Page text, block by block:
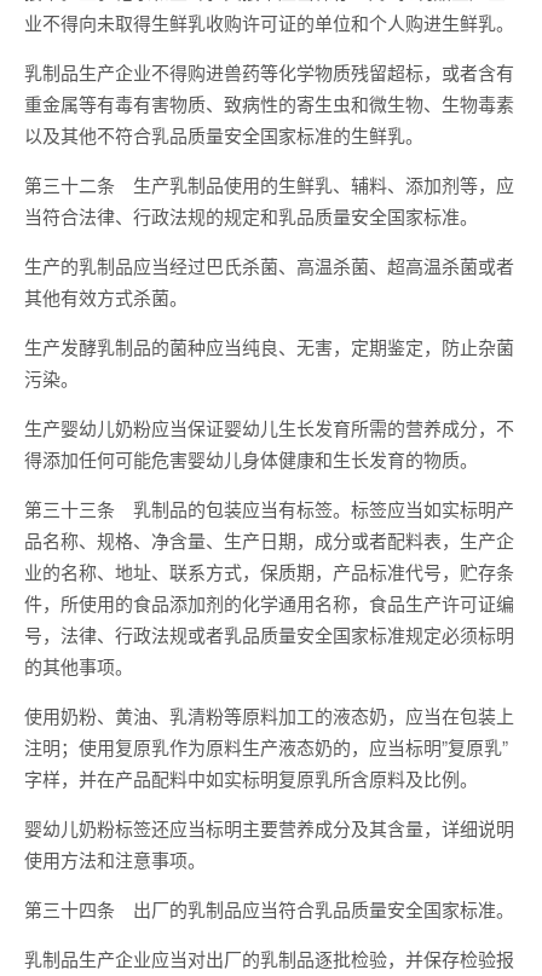
业不得向未取得生鲜乳收购许可证的单位和个人购进生鲜乳。
乳制品生产企业不得购进兽药等化学物质残留超标，或者含有
重金属等有毒有害物质、致病性的寄生虫和微生物、生物毒素
以及其他不符合乳品质量安全国家标准的生鲜乳。
第三十二条 生产乳制品使用的生鲜乳、辅料、添加剂等，应
当符合法律、行政法规的规定和乳品质量安全国家标准。
生产的乳制品应当经过巴氏杀菌、高温杀菌、超高温杀菌或者
其他有效方式杀菌。
生产发酵乳制品的菌种应当纯良、无害，定期鉴定，防止杂菌
污染。
生产婴幼儿奶粉应当保证婴幼儿生长发育所需的营养成分，不
得添加任何可能危害婴幼儿身体健康和生长发育的物质。
第三十三条 乳制品的包装应当有标签。标签应当如实标明产
品名称、规格、净含量、生产日期，成分或者配料表，生产企
业的名称、地址、联系方式，保质期，产品标准代号，贮存条
件，所使用的食品添加剂的化学通用名称，食品生产许可证编
号，法律、行政法规或者乳品质量安全国家标准规定必须标明
的其他事项。
使用奶粉、黄油、乳清粉等原料加工的液态奶，应当在包装上
注明；使用复原乳作为原料生产液态奶的，应当标明”复原乳”
字样，并在产品配料中如实标明复原乳所含原料及比例。
婴幼儿奶粉标签还应当标明主要营养成分及其含量，详细说明
使用方法和注意事项。
第三十四条 出厂的乳制品应当符合乳品质量安全国家标准。
乳制品生产企业应当对出厂的乳制品逐批检验，并保存检验报